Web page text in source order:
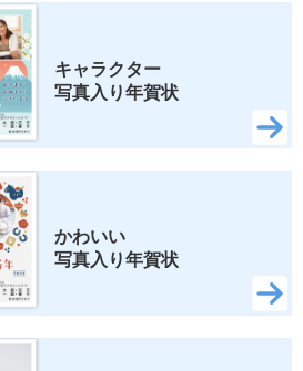
キャラクター
写真入り年賀状
かわいい
写真入り年賀状